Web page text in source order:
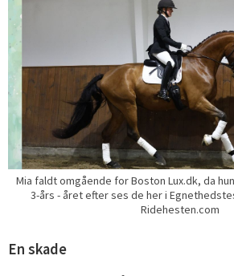
Mia faldt omgående for Boston Lux.dk, da
3-års - året efter ses de her i
Ridehesten.com
En skade